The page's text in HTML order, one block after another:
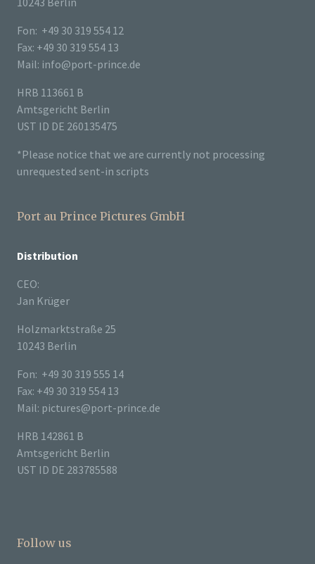
Fon: +49 30 319 554 12
Fax: +49 30 319 554 13
Mail: info@port-prince.de
HRB 113661 B
Amtsgericht Berlin
UST ID DE 260135475
*Please notice that we are currently not processing
unrequested sent-in scripts
Port au Prince Pictures GmbH
Distribution
CEO:
Jan Krüger
Holzmarktstraße 25
10243 Berlin
Fon: +49 30 319 555 14
Fax: +49 30 319 554 13
Mail: pictures@port-prince.de
HRB 142861 B
Amtsgericht Berlin
UST ID DE 283785588
Follow us